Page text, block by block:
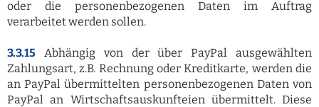
oder die personenbezogenen Daten im Auftrag
verarbeitet werden sollen.
3.3.15 Abhängig von der über PayPal ausgewählten
Zahlungsart, z.B. Rechnung oder Kreditkarte, werden die
an PayPal übermittelten personenbezogenen Daten von
PayPal an Wirtschaftsauskunfteien übermittelt. Diese